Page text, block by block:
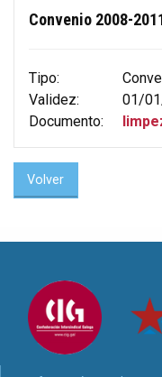
Convenio 2008-
Tipo:
Validez:
01/
Documento:
Volver